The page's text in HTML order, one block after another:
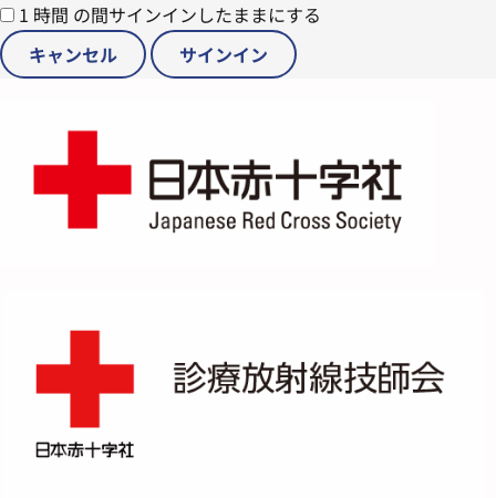
1 時間 の間サインインしたままにする
キャンセル
サインイン